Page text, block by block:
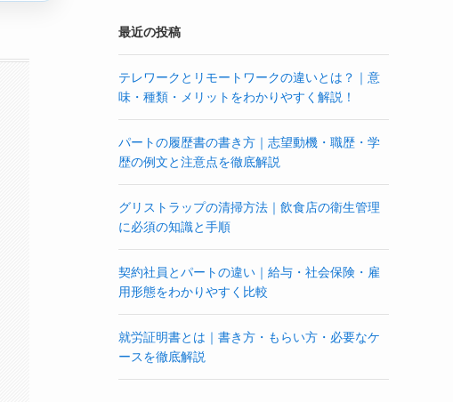
最近の投稿
テレワークとリモートワークの違いとは？｜意
味・種類・メリットをわかりやすく解説！
パートの履歴書の書き方｜志望動機・職歴・学
歴の例文と注意点を徹底解説
グリストラップの清掃方法｜飲食店の衛生管理
に必須の知識と手順
契約社員とパートの違い｜給与・社会保険・雇
用形態をわかりやすく比較
就労証明書とは｜書き方・もらい方・必要なケ
ースを徹底解説